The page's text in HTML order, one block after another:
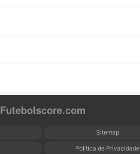
Futebolscore.com
Sitemap
Política de Privacidade